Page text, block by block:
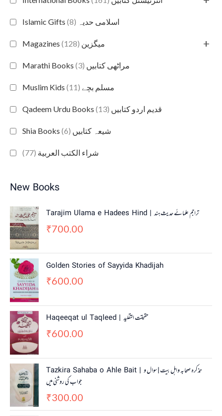
Islamic Gifts اسلامی حدیہ (8)
Magazines میگزین (128) +
Marathi Books مراٹھی کتابیں (3)
Muslim Kids مسلم بچے (11)
Qadeem Urdu Books قدیم اردو کتابیں (13)
Shia Books شیعہ کتابیں (6)
شراء الكتب العربية (77)
New Books
Tarajim Ulama e Hadees Hind | تراجم علمائے حديث ہند
₹700.00
Golden Stories of Sayyida Khadijah
₹600.00
Haqeeqat ul Taqleed | حقیقت التقلید
₹600.00
Tazkira Sahaba o Ahle Bait | تذکرہ صحابہ واہل بیت | سوال و
جواب کی روشنی میں
₹300.00